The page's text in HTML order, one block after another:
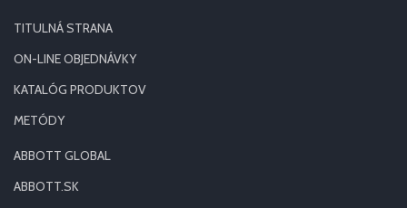
TITULNÁ STRANA
ON-LINE OBJEDNÁVKY
KATALÓG PRODUKTOV
METÓDY
ABBOTT GLOBAL
ABBOTT.SK